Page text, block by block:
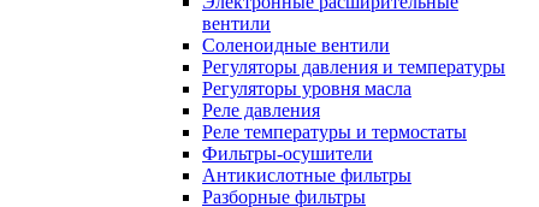
вентили
Соленоидные вентили
Регуляторы давления и температуры
Регуляторы уровня масла
Реле давления
Реле температуры и термостаты
Фильтры-осушители
Антикислотные фильтры
Разборные фильтры